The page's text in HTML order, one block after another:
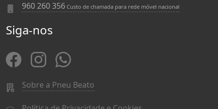
960 260 356 Custo de chamada para rede móvel nacional
Siga-nos
Sobre a Pneu Beato